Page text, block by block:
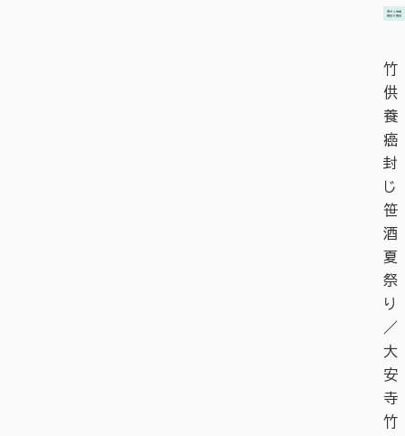
竹
供
養
癌
封
じ
笹
酒
夏
祭
り
／
大
安
寺
竹